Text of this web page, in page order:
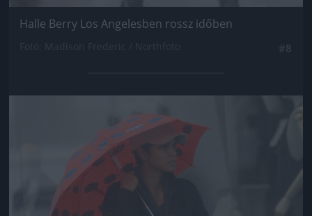
Halle Berry Los Angelesben rossz időben
Jön még kép!